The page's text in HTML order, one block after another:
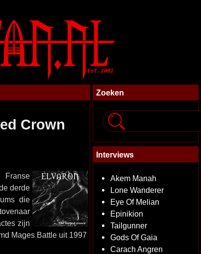
Crown
derde
die
zijn
Mages Battle uit 1997
Zoeken
Interviews
Akem Manah
Lone Wanderer
Eye Of Melian
Epinikion
Tailgunner
Gods Of Gaia
Carach Angren